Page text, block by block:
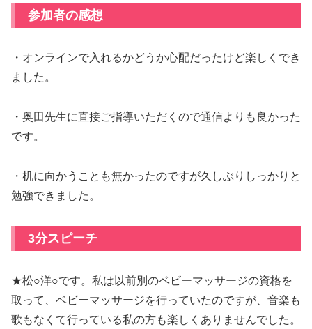
参加者の感想
・オンラインで入れるかどうか心配だったけど楽しくでき
ました。
・奥田先生に直接ご指導いただくので通信よりも良かった
です。
・机に向かうことも無かったのですが久しぶりしっかりと
勉強できました。
3分スピーチ
★松○洋○です。私は以前別のベビーマッサージの資格を
取って、ベビーマッサージを行っていたのですが、音楽も
歌もなくて行っている私の方も楽しくありませんでした。